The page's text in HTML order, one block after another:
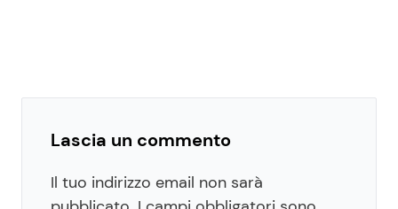
Lascia un commento
Il tuo indirizzo email non sarà